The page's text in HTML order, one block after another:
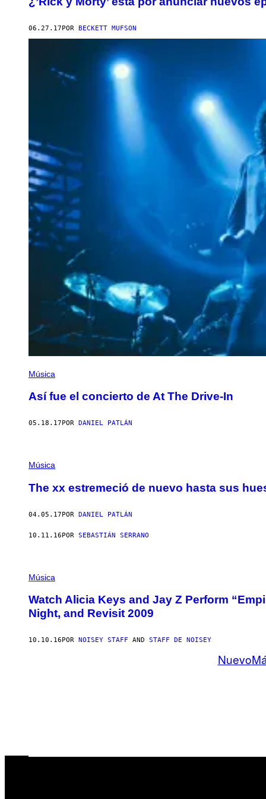
06.27.17 POR BECKETT MUFSON
Música
Así fue el concierto de At The Drive-In
05.18.17 POR DANIEL PATLÁN
Música
The xx estremeció de nuevo hasta sus
04.05.17POR DANIEL PATLÁN
10.11.16POR SEBASTIÁN SERRANO
Música
Watch Alicia Keys and Jay Z Perform
Night, and Revisit 2009
10.10.16 POR NOISEY STAFF AND STAFF DE NOISEY
Nuevo